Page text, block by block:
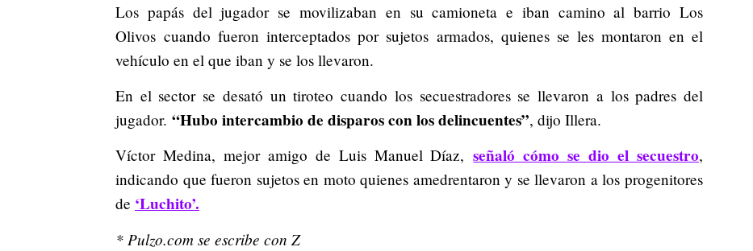
Los papás del jugador se movilizaban en su camioneta e iban camino al barrio Los
Olivos cuando fueron interceptados por sujetos armados, quienes se les montaron en el
vehículo en el que iban y se los llevaron.
En el sector se desató un tiroteo cuando los secuestradores se llevaron a los padres del
jugador. “Hubo intercambio de disparos con los delincuentes”, dijo Illera.
Víctor Medina, mejor amigo de Luis Manuel Díaz,señaló cómo se dio el secuestro,
indicando que fueron sujetos en moto quienes amedrentaron y se llevaron a los progenitores
de ‘Luchito’.
* Pulzo.com se escribe con Z